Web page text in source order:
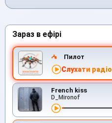
Зараз в ефірі
Пилот
Слухати радіо
French kiss
D_Mironof